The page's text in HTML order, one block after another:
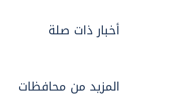
أخبار ذات صلة
المزيد من محافظات